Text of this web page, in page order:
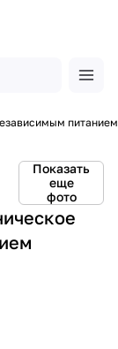
питанием
Показать
еще
фото